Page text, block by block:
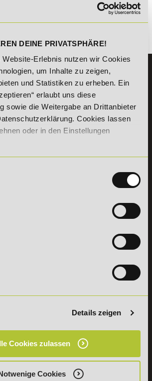
DEINE PRIVATSPHÄRE!
Website-Erlebnis nutzen wir Cookies
um Inhalte zu zeigen,
und Statistiken zu erheben. Ein
erlaubt uns diese
sowie die Weitergabe an Drittanbieter
Cookies lassen
oder in den Einstellungen
Details zeigen
Cookies zulassen
Cookies
mit diesem Anfangsbuchstaben.
0
9513203
eLearning Studieninstitut
IHK-
Digitales Lernen
Intelligenz
Marketing und